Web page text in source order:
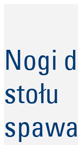
Nogi
stołu